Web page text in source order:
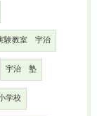
験教室 宇治
宇治 塾
学校